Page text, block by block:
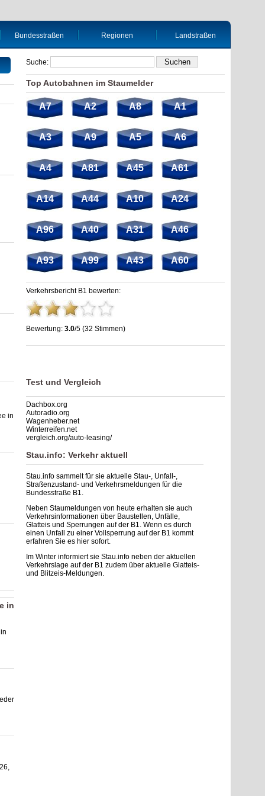
Bundesstraßen Regionen Landstraßen
in
in
Suche:
Top Autobahnen im Staumelder
A7 A2 A8 A1
A3 A9 A5 A6
A4 A81 A45 A61
A14 A44 A10 A24
A96 A40 A31 A46
A93 A99 A43 A60
Verkehrsbericht B1 bewerten:
Bewertung: 3.0/5 (32 Stimmen)
Stau B1: Unfälle, Sperrung & Baustellen | Staumelder B1 ,3.0
Test und Vergleich
Dachbox.org
Autoradio.org
Wagenheber.net
Winterreifen.net
vergleich.org/auto-leasing/
Stau.info: Verkehr aktuell
Stau.info sammelt für sie aktuelle Stau-, Unfall-,
Straßenzustand- und Verkehrsmeldungen für die
Bundesstraße B1.
Neben Staumeldungen von heute erhalten sie auch
Verkehrsinformationen über Baustellen, Unfälle,
Glatteis und Sperrungen auf der B1. Wenn es durch
einen Unfall zu einer Vollsperrung auf der B1 kommt
erfahren Sie es hier sofort.
Im Winter informiert sie Stau.info neben der aktuellen
Verkehrslage auf der B1 zudem über aktuelle Glatteis-
und Blitzeis-Meldungen.